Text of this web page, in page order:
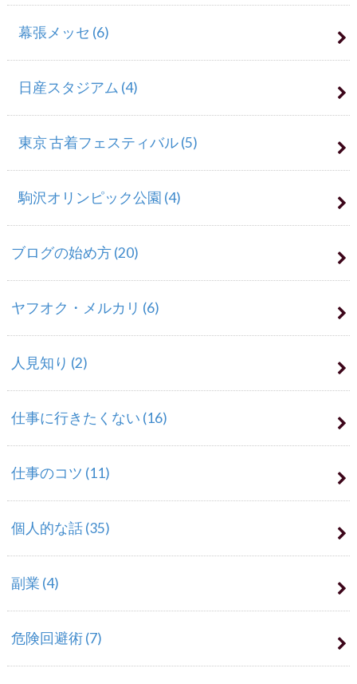
幕張メッセ (6)
日産スタジアム (4)
東京 古着フェスティバル(5)
駒沢オリンピック公園 (4)
ブログの始め方(20)
ヤフオク・メルカリ (6)
人見知り (2)
仕事に行きたくない (16)
仕事のコツ (11)
個人的な話(35)
副業 (4)
危険回避術(7)